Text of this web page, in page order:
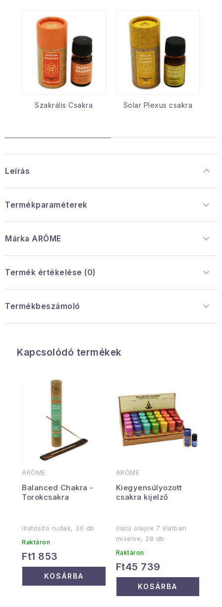
Szakrális Csakra Solar Plexus csakra
Leírás
Termékparaméterek
Márka ARÔME
Termék értékelése (0)
Termékbeszámoló
Kapcsolódó termékek
ARÔME
Balanced Chakra -
Torokcsakra
illatosító rudak, 30 db
Raktáron
Ft1 853
KOSÁRBA
ARÔME
Kiegyensúlyozott
csakra kijelző
illatú olajok 7 illatban
mixelve, 28 db
Raktáron
Ft45 739
KOSÁRBA